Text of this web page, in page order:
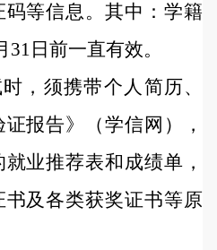
等信息。其中：学籍
日前一直有效。
，须携带个人简历、
证报告》（学信网），
业推荐表和成绩单，
及各类获奖证书等原